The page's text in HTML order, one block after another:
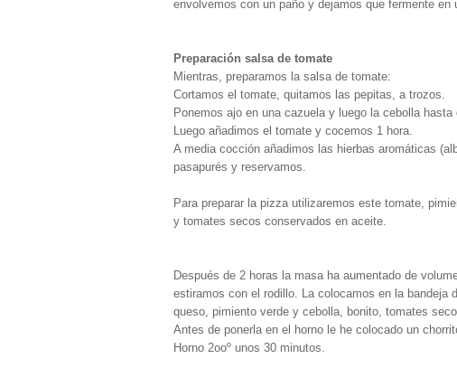
envolvemos con un paño y dejamos que fermente en
Preparación salsa de tomate
Mientras, preparamos la salsa de tomate:
Cortamos el tomate, quitamos las pepitas, a trozos.
Ponemos ajo en una cazuela y luego la cebolla hasta
Luego añadimos el tomate y cocemos 1 hora.
A media cocción añadimos las hierbas aromáticas
pasapurés y reservamos.
Para preparar la pizza utilizaremos este tomate,
y tomates secos conservados en aceite.
Después de 2 horas la masa ha aumentado de
estiramos con el rodillo. La colocamos en la bandeja
queso, pimiento verde y cebolla, bonito, tomates
Antes de ponerla en el horno le he colocado un
Horno 2ooº unos 30 minutos.